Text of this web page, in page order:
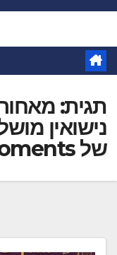
Skip
content
תגית:
נישואין
של Nino Moments